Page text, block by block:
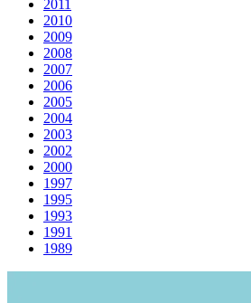
2011
2010
2009
2008
2007
2006
2005
2004
2003
2002
2000
1997
1995
1993
1991
1989